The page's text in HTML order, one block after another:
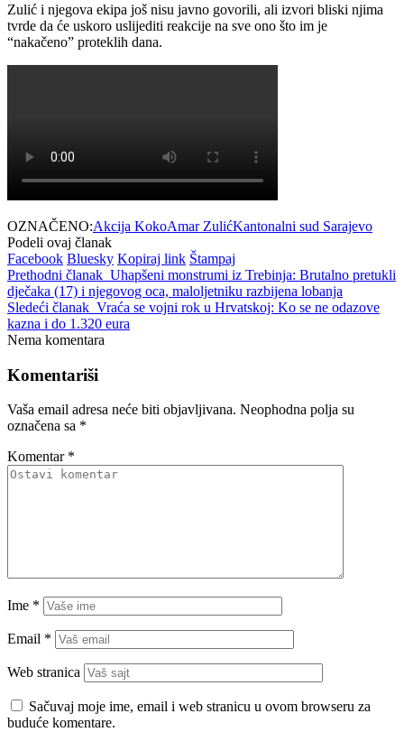
Zulić i njegova ekipa još nisu javno govorili, ali izvori bliski njima
tvrde da će uskoro uslijediti reakcije na sve ono što im je
“nakačeno” proteklih dana.
OZNAČENO:Akcija KokoAmar ZulićKantonalni sud Sarajevo
Podeli ovaj članak
Facebook Bluesky Kopiraj link Štampaj
Prethodni članak Uhapšeni monstrumi iz Trebinja: Brutalno pretukli
dječaka (17) i njegovog oca, maloljetniku razbijena lobanja
Sledeći članak Vraća se vojni rok u Hrvatskoj: Ko se ne odazove
kazna i do 1.320 eura
Nema komentara
Komentariši
Vaša email adresa neće biti objavljivana. Neophodna polja su
označena sa *
Komentar *
Ime *
Email *
Web stranica
Sačuvaj moje ime, email i web stranicu u ovom browseru za
buduće komentare.